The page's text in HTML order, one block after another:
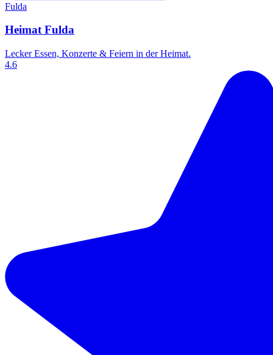
Fulda
Heimat Fulda
Lecker Essen, Konzerte & Feiern in der Heimat.
4.6